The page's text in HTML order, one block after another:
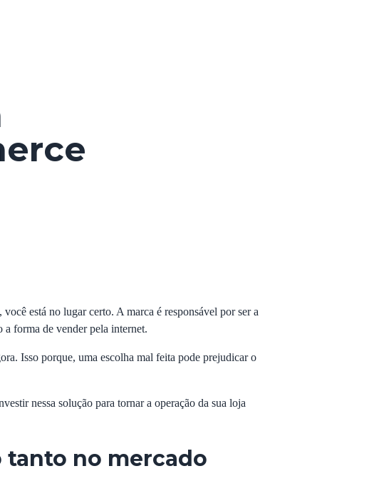
está no lugar certo. A marca é responsável por ser a
a forma de vender pela internet.
Isso porque, uma escolha mal feita pode prejudicar o
nessa solução para tornar a operação da sua loja
tanto no mercado